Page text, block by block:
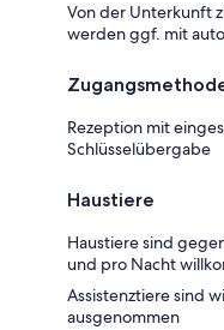
Von der Unterkunft
werden ggf. mit
Rezeption mit
Schlüsselübergabe
Haustiere
Haustiere sind
und pro Nacht
Assistenztiere sind
ausgenommen